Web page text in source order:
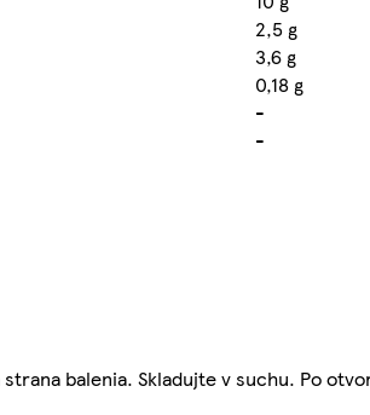
2,5 g
3,6 g
0,18 g
-
-
balenia. Skladujte v suchu. Po